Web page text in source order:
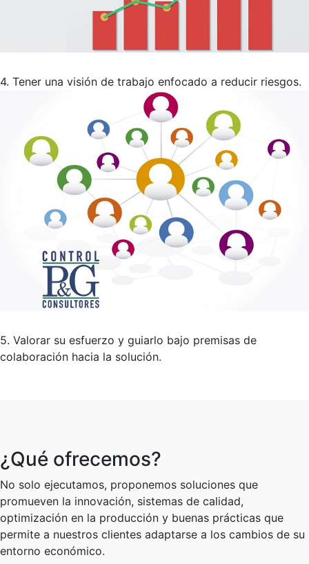
4. Tener una visión de trabajo enfocado a reducir riesgos.
5. Valorar su esfuerzo y guiarlo bajo premisas de
colaboración hacia la solución.
¿Qué ofrecemos?
No solo ejecutamos, proponemos soluciones que
promueven la innovación, sistemas de calidad,
optimización en la producción y buenas prácticas que
permite a nuestros clientes adaptarse a los cambios de su
entorno económico.